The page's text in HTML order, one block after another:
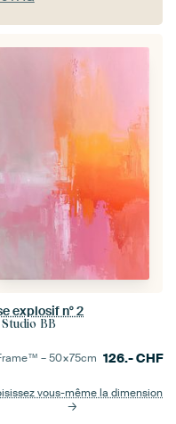
explosif n° 2
Studio BB
–50×75cm 126.-CHF
vous-même la dimension